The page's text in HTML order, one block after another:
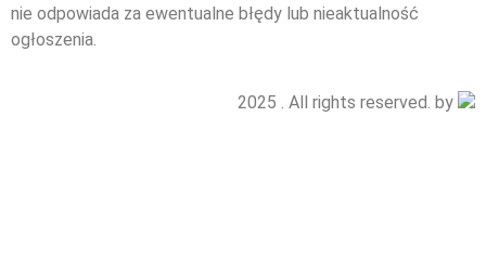
nie odpowiada za ewentualne błędy lub nieaktualność
ogłoszenia.
2025 . All rights reserved. by